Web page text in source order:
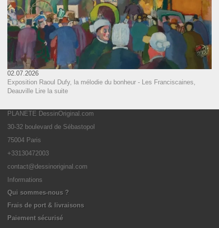
02.07.2026
Exposition Raoul Dufy, la mélodie du bonheur - Les Franciscaines,
Deauville Lire la suite
PLANETE DessinOriginal.com
30-32 boulevard de Sébastopol
75004 Paris
+33130472003
contact@dessinoriginal.com
Informations
Qui sommes-nous ?
Frais de port & livraisons
Paiement sécurisé